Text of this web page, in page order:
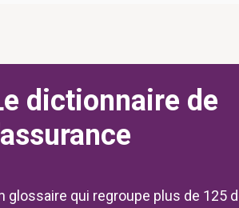
dictionnaire de
glossaire qui regroupe plus de 125